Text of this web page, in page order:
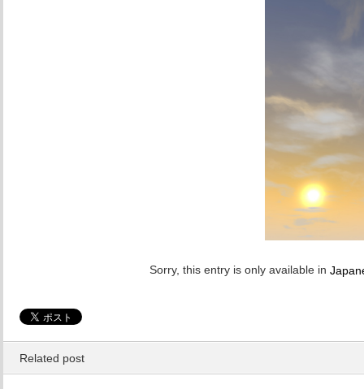
Sorry, this entry is only available in
Related post